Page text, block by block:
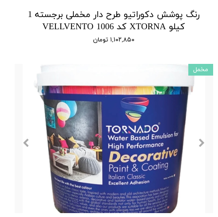
رنگ پوشش دکوراتیو طرح دار مخملی برجسته 1
کیلو XTORNA کد 1006 VELLVENTO
۱,۱۰۲,۸۵۰ تومان
مخمل